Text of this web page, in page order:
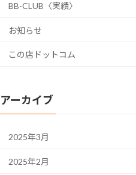
BB-CLUB〈実績〉
お知らせ
この店ドットコム
アーカイブ
2025年3月
2025年2月